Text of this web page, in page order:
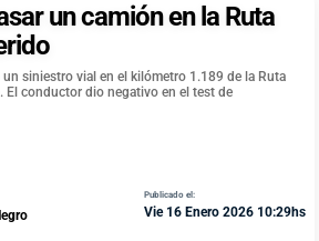
un camión en la Ruta
siniestro vial en el kilómetro 1.189 de la Ruta
El conductor dio negativo en el test de
Publicado el:
Vie 16 Enero 2026 10:29hs